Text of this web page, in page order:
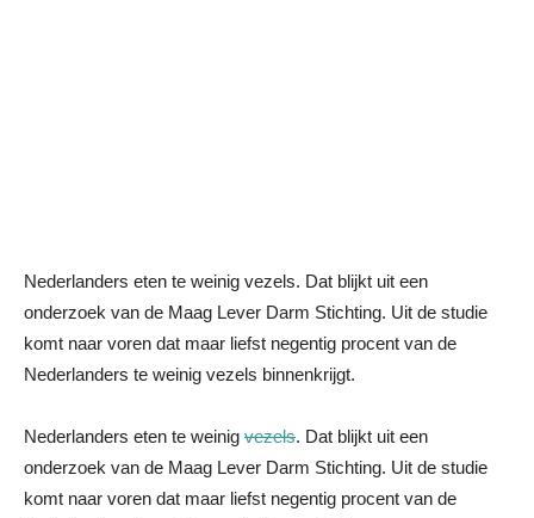
Nederlanders eten te weinig vezels. Dat blijkt uit een
onderzoek van de Maag Lever Darm Stichting. Uit de studie
komt naar voren dat maar liefst negentig procent van de
Nederlanders te weinig vezels binnenkrijgt.
Nederlanders eten te weinig vezels. Dat blijkt uit een
onderzoek van de Maag Lever Darm Stichting. Uit de studie
komt naar voren dat maar liefst negentig procent van de